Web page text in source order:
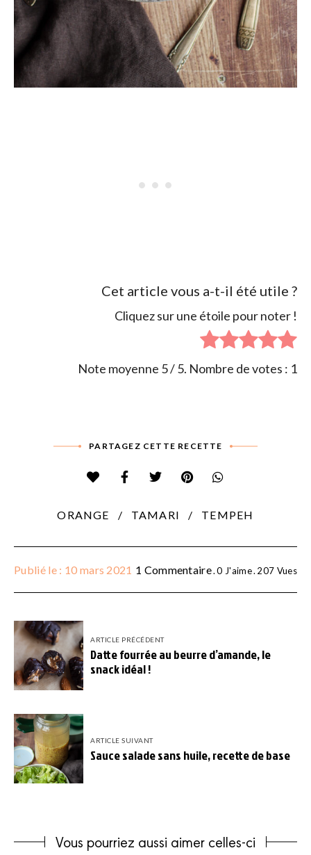
Cet article vous a-t-il été utile ?
Cliquez sur une étoile pour noter !
Note moyenne 5/ 5. Nombre de votes : 1
PARTAGEZ CETTE RECETTE
ORANGE TAMARI TEMPEH
Publié le : 10 mars 2021 1 Commentaire 0 J'aime 207 Vues
ARTICLE PRÉCÉDENT
Datte fourrée au beurre d’amande, le
snack idéal !
ARTICLE SUIVANT
Sauce salade sans huile, recette de base
Vous pourriez aussi aimer celles-ci